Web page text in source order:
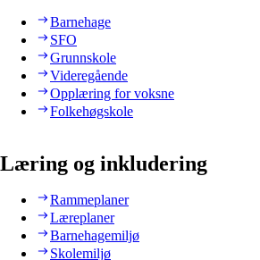
Barnehage
SFO
Grunnskole
Videregående
Opplæring for voksne
Folkehøgskole
Læring og inkludering
Rammeplaner
Læreplaner
Barnehagemiljø
Skolemiljø